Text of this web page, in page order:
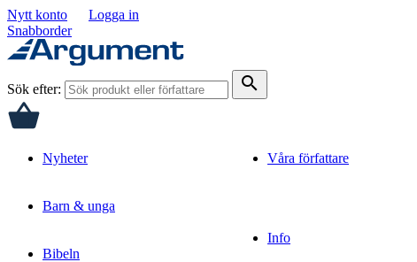
Nytt konto
Logga in
Snabborder
Sök efter: search
Nyheter
Barn & unga
Bibeln
Våra författare
Info